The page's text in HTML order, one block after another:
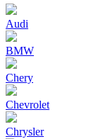
Audi
BMW
Chery
Chevrolet
Chrysler